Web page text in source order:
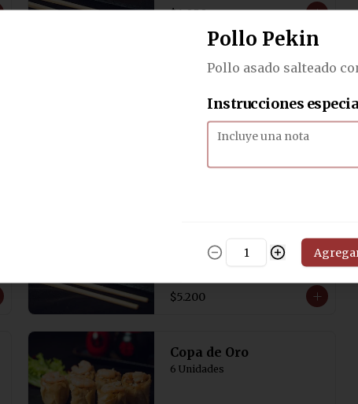
$4.050
Camarón Mandarín
camarón con cebollín.
$5.200
Copa de Oro
6 Unidades
Pollo Pekin
Pollo asado salteado
Instrucciones